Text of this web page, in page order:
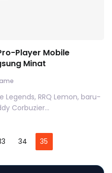
Player Mobile
Minat
Legends, RRQ Lemon, baru-
Corbuzier...
34 35